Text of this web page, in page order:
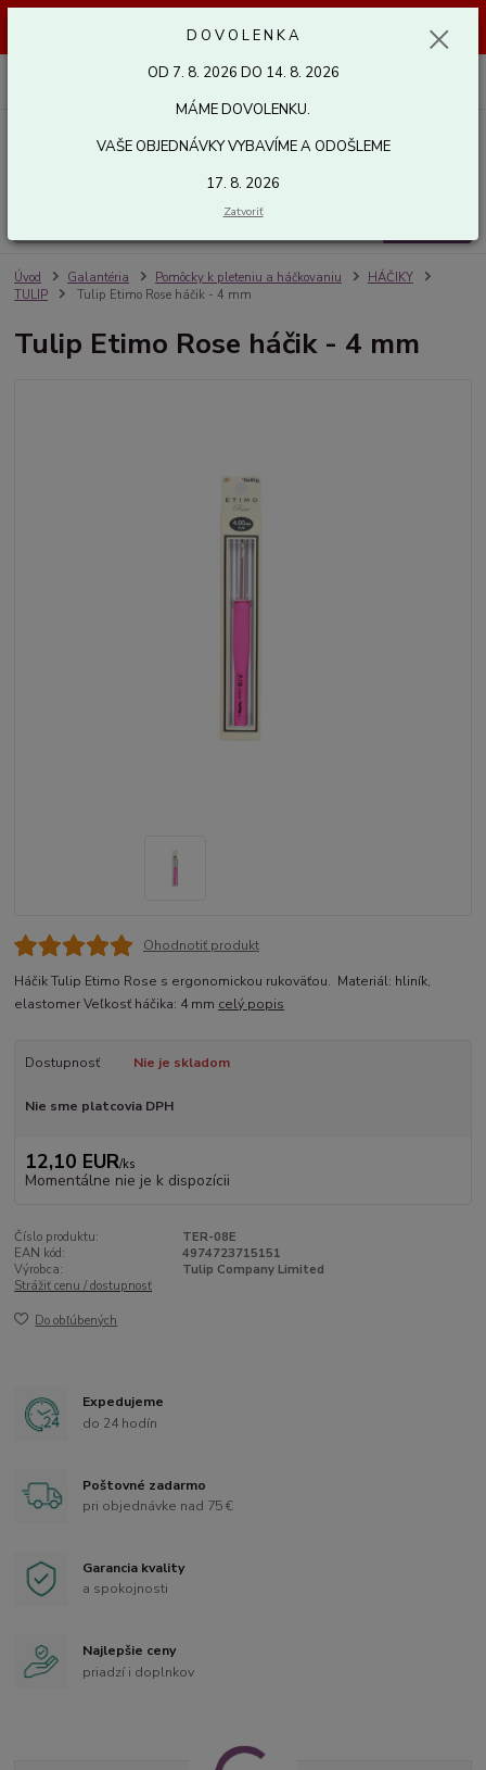
odošleme 17. 8. 2026. Ďakujeme.
Úvod Galantéria Pomôcky k pleteniu a háčkovaniu
HÁČIKY
TULIP
Tulip Etimo Rose háčik - 4 mm
Tulip Etimo Rose háčik - 4 mm
Ohodnotiť produkt
Háčik Tulip Etimo Rose s ergonomickou rukoväťou. Materiál: hliník,
elastomer Veľkosť háčika: 4 mm celý popis
Dostupnosť Nie je skladom
Nie sme platcovia DPH
12,10 EUR/ks
Momentálne nie je k dispozícii
Číslo produktu:
TER-08E
EAN kód:
4974723715151
Výrobca:
Tulip Company Limited
Strážiť cenu / dostupnosť
Do obľúbených
Expedujeme
do 24 hodín
Poštovné zadarmo
pri objednávke nad 75 €
Garancia kvality
a spokojnosti
Najlepšie ceny
priadzí i doplnkov
D O V O L E N K A
OD 7. 8. 2026 DO 14. 8. 2026
MÁME DOVOLENKU.
VAŠE OBJEDNÁVKY VYBAVÍME A ODOŠLEME
17. 8. 2026
Zatvoriť